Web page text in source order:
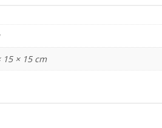
15 × 15 cm